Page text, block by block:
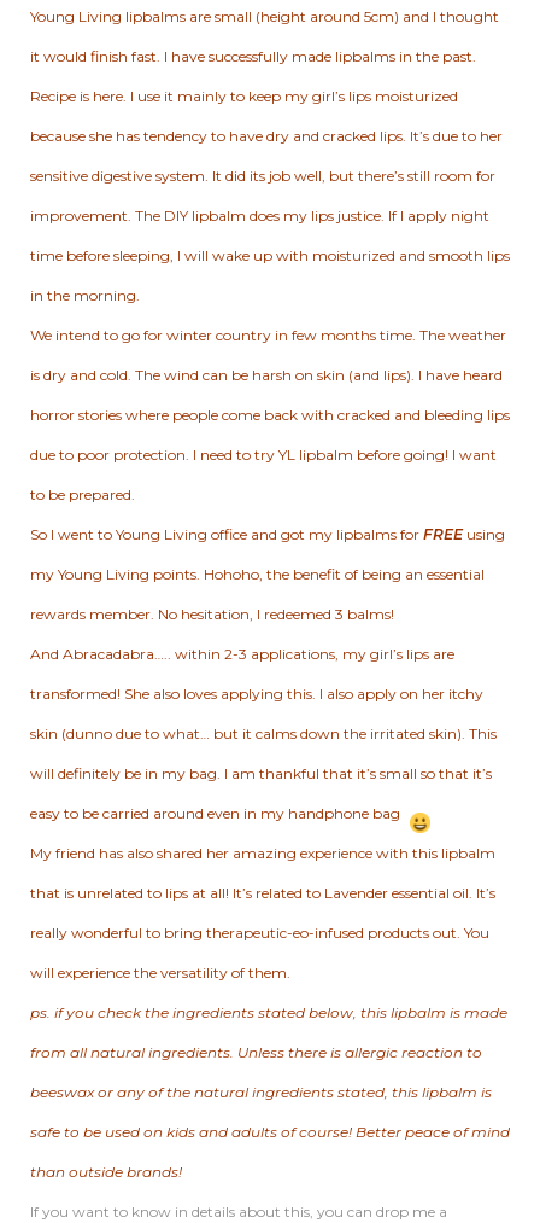
Young Living lipbalms are small (height around 5cm) and I thought
it would finish fast. I have successfully made lipbalms in the past.
Recipe is here. I use it mainly to keep my girl’s lips moisturized
because she has tendency to have dry and cracked lips. It’s due to her
sensitive digestive system. It did its job well, but there’s still room for
improvement. The DIY lipbalm does my lips justice. If I apply night
time before sleeping, I will wake up with moisturized and smooth lips
in the morning.
We intend to go for winter country in few months time. The weather
is dry and cold. The wind can be harsh on skin (and lips). I have heard
horror stories where people come back with cracked and bleeding lips
due to poor protection. I need to try YL lipbalm before going! I want
to be prepared.
So I went to Young Living office and got my lipbalms for FREEusing
my Young Living points. Hohoho, the benefit of being an essential
rewards member. No hesitation, I redeemed 3 balms!
And Abracadabra….. within 2-3 applications, my girl’s lips are
transformed! She also loves applying this. I also apply on her itchy
skin (dunno due to what… but it calms down the irritated skin). This
will definitely be in my bag. I am thankful that it’s small so that it’s
easy to be carried around even in my handphone bag
My friend has also shared her amazing experience with this lipbalm
that is unrelated to lips at all! It’s related to Lavender essential oil. It’s
really wonderful to bring therapeutic-eo-infused products out. You
will experience the versatility of them.
ps. if you check the ingredients stated below, this lipbalm is made
from all natural ingredients. Unless there is allergic reaction to
beeswax or any of the natural ingredients stated, this lipbalm is
safe to be used on kids and adults of course! Better peace of mind
than outside brands!
If you want to know in details about this, you can drop me a